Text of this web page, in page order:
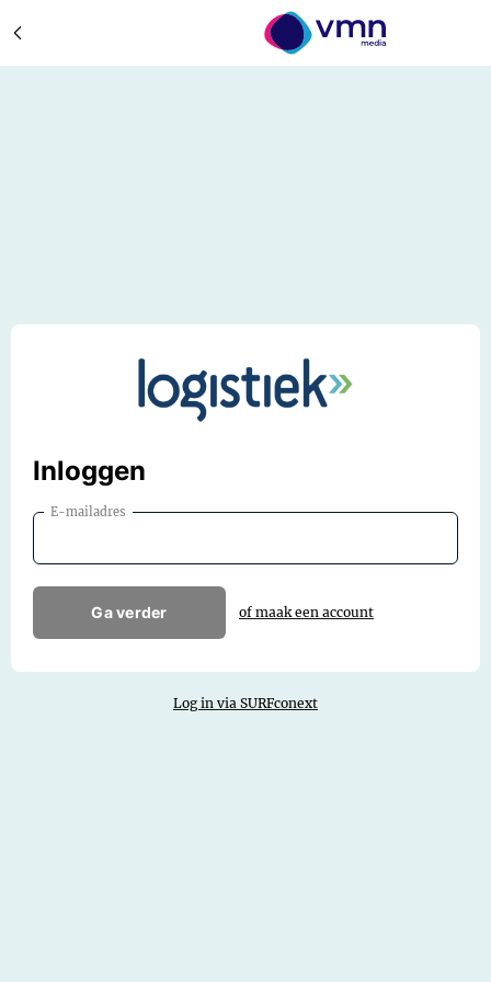
Inloggen
E-mailadres
Ga verder of maak een account
Log in via SURFconext